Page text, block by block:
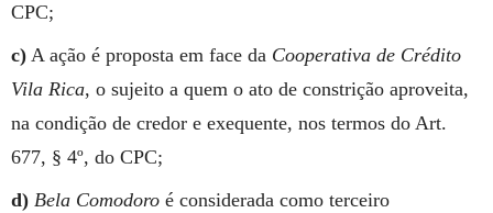
CPC;
c) A ação é proposta em face da Cooperativa de Crédito
Vila Rica, o sujeito a quem o ato de constrição aproveita,
na condição de credor e exequente, nos termos do Art.
677, § 4º, do CPC;
d) Bela Comodoro é considerada como terceiro